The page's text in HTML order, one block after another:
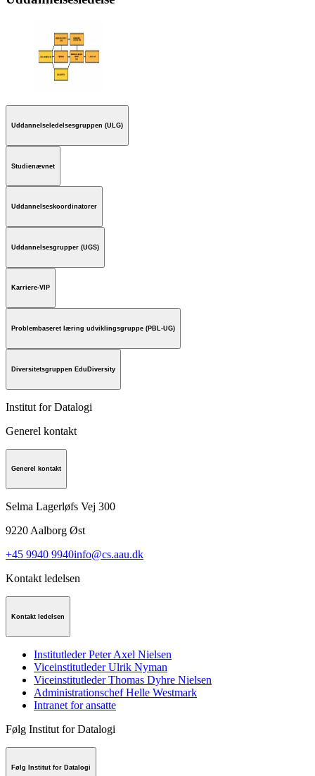
Uddannelseledelsesgruppen (ULG)
Studienævnet
Uddannelseskoordinatorer
Uddannelsesgrupper (UGS)
Karriere-VIP
Problembaseret læring udviklingsgruppe (PBL-UG)
Diversitetsgruppen EduDiversity
Institut for Datalogi
Generel kontakt
Generel kontakt
Selma Lagerløfs Vej 300
9220 Aalborg Øst
+45 9940 9940info@cs.aau.dk
Kontakt ledelsen
Kontakt ledelsen
Institutleder Peter Axel Nielsen
Viceinstitutleder Ulrik Nyman
Viceinstitutleder Thomas Dyhre Nielsen
Administrationschef Helle Westmark
Intranet for ansatte
Følg Institut for Datalogi
Følg Institut for Datalogi